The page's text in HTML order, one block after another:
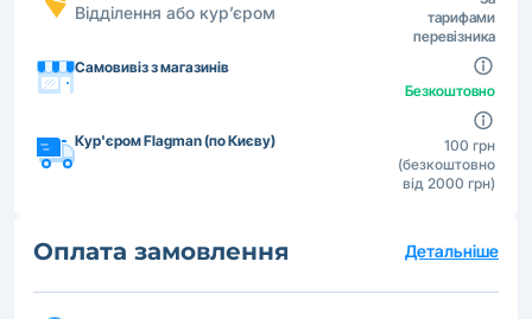
Відділення або кур’єром
тарифами
перевізника
Самовивіз з магазинів
Безкоштовно
Кур'єром Flagman (по Києву)
100 грн
(безкоштовно
від 2000 грн)
Оплата замовлення Детальніше